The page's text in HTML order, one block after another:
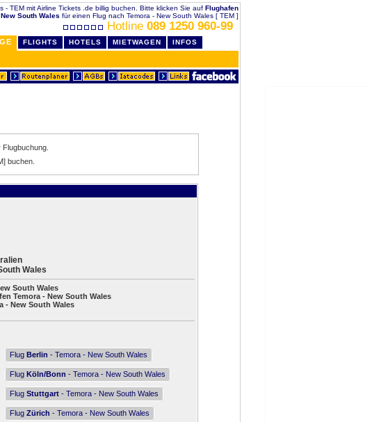
- TEM mit Airline Tickets .de billig buchen. Bitte klicken Sie auf Flughafen
South Wales für einen Flug nach Temora - New South Wales [ TEM ]
Hotline 089 1250 960-99
FLIGHTS HOTELS MIETWAGEN INFOS
Flugbuchung.
buchen.
Wales
South Wales
Temora - New South Wales
- New South Wales
Flug Berlin - Temora - New South Wales
Flug Köln/Bonn - Temora - New South Wales
Flug Stuttgart - Temora - New South Wales
Flug Zürich - Temora - New South Wales